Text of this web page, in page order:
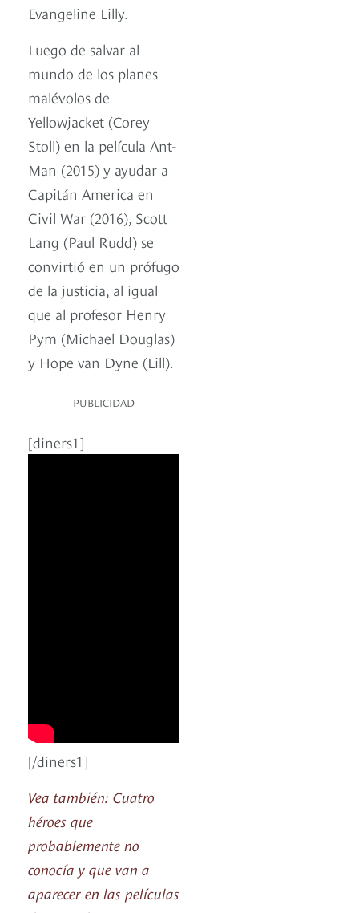
Evangeline Lilly.
Luego de salvar al
mundo de los planes
malévolos de
Yellowjacket (Corey
Stoll) en la película Ant-
Man (2015) y ayudar a
Capitán America en
Civil War (2016), Scott
Lang (Paul Rudd) se
convirtió en un prófugo
de la justicia, al igual
que al profesor Henry
Pym (Michael Douglas)
y Hope van Dyne (Lill).
PUBLICIDAD
[diners1]
[/diners1]
Vea también: Cuatro
héroes que
probablemente no
conocía y que van a
aparecer en las películas